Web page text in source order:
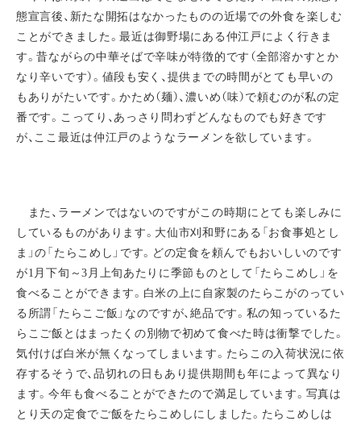
態宣言後、新たな開拓はなかったものの近場での外食を楽しむ
ことができました。最近は御野場にある仲江戸によく行きま
す。昔ながらの中華そばで辛味が特徴的です（全部溶かすとか
なり辛いです）。値段も安く、提供までの時間がとても早いの
もありがたいです。かため（麺）、濃いめ（味）で頼むのが私の定
番です。こってり、あっさり問わずどんなものでも好きです
が、ここ最近は仲江戸のようなラーメンを欲しています。
また、ラーメンではないのですがこの時期にとても楽しみに
しているものがあります。大仙市刈和野にある「お食事処とし
ま」の「たらこめし」です。どの定食を頼んでもおいしいのです
が1月下旬～3月上旬あたりに季節ものとして「たらこめし」を
食べることができます。白米の上に自家製のたらこがのってい
る所謂「たらこご飯」なのですが、絶品です。私の知っているた
らこご飯とはまったくの別物で初めて食べた時は衝撃でした。
気付けば白米が無くなってしまいます。たらこの入荷状況に依
存するそうで、品切れの日もあり提供期間も年によって異なり
ます。今年も食べることができたので満足しています。写真は
とり天の定食でご飯をたらこめしにしました。たらこめしは